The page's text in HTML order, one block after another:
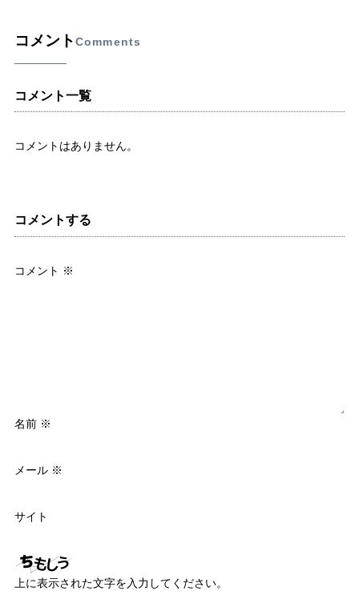
コメントComments
コメント一覧
コメントはありません。
コメントする
コメント ※
名前 ※
メール ※
サイト
上に表示された文字を入力してください。